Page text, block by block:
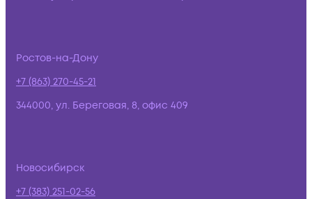
Ростов-на-Дону
+7 (863) 270-45-21
344000, ул. Береговая, 8, офис 409
Новосибирск
+7 (383) 251-02-56